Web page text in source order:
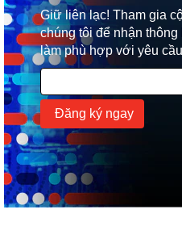
Giữ liên lạc! Tham gia
chúng tôi để nhận
làm phù hợp với yêu